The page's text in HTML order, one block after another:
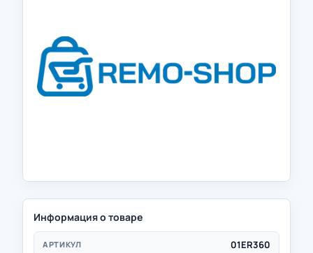
Информация о товаре
АРТИКУЛ 01ER360